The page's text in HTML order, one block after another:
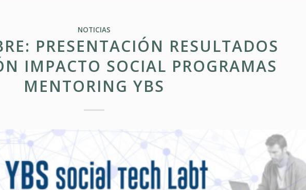
NOTICIAS
PRESENTACIÓN RESULTADOS
IMPACTO SOCIAL PROGRAMAS
MENTORING YBS